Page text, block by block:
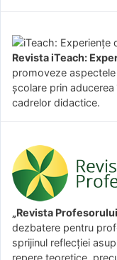
Revista iTeach:
promoveze
şcolare prin
cadrelor didactice.
„Revista
dezbatere pentru
sprijinul reflecției